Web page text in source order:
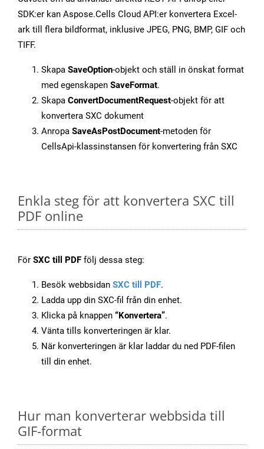
SDK:er kan Aspose.Cells Cloud API:er konvertera Excel-
ark till flera bildformat, inklusive JPEG, PNG, BMP, GIF och
TIFF.
Skapa SaveOption-objekt och ställ in önskat format
med egenskapen SaveFormat.
Skapa ConvertDocumentRequest-objekt för att
konvertera SXC dokument
Anropa SaveAsPostDocument-metoden för
CellsApi-klassinstansen för konvertering från SXC
Enkla steg för att konvertera SXC till
PDF online
För SXC till PDF följ dessa steg:
Besök webbsidan SXC till PDF.
Ladda upp din SXC-fil från din enhet.
Klicka på knappen “Konvertera”.
Vänta tills konverteringen är klar.
När konverteringen är klar laddar du ned PDF-filen
till din enhet.
Hur man konverterar webbsida till
GIF-format